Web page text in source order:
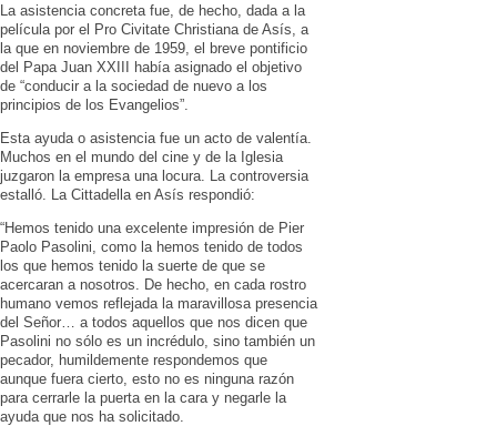
La asistencia concreta fue, de hecho, dada a la
película por el Pro Civitate Christiana de Asís, a
la que en noviembre de 1959, el breve pontificio
del Papa Juan XXIII había asignado el objetivo
de “conducir a la sociedad de nuevo a los
principios de los Evangelios”.
Esta ayuda o asistencia fue un acto de valentía.
Muchos en el mundo del cine y de la Iglesia
juzgaron la empresa una locura. La controversia
estalló. La Cittadella en Asís respondió:
“Hemos tenido una excelente impresión de Pier
Paolo Pasolini, como la hemos tenido de todos
los que hemos tenido la suerte de que se
acercaran a nosotros. De hecho, en cada rostro
humano vemos reflejada la maravillosa presencia
del Señor… a todos aquellos que nos dicen que
Pasolini no sólo es un incrédulo, sino también un
pecador, humildemente respondemos que
aunque fuera cierto, esto no es ninguna razón
para cerrarle la puerta en la cara y negarle la
ayuda que nos ha solicitado.